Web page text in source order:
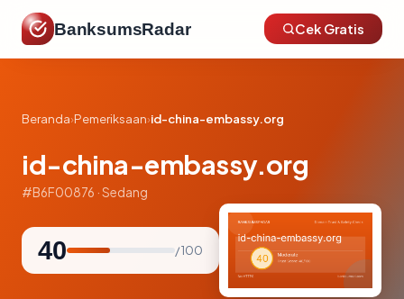
BanksumsRadar Cek Gratis
Beranda›Pemeriksaan›id-china-embassy.org
id-china-embassy.org
#B6F00876 · Sedang
40 / 100